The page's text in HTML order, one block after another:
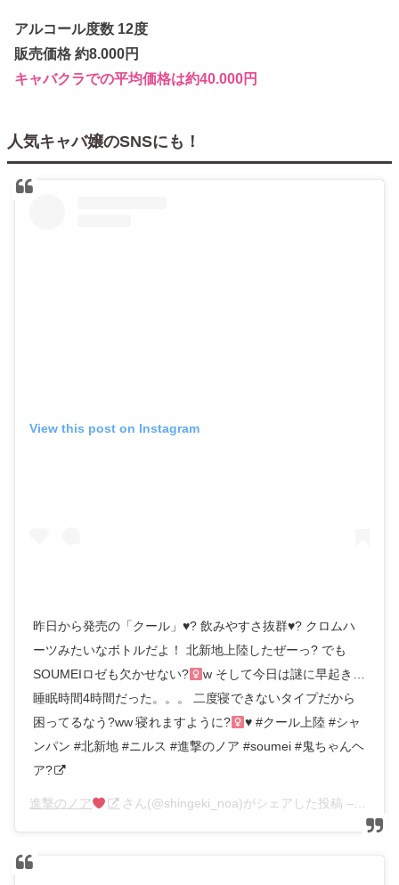
アルコール度数 12度
販売価格 約8.000円
キャバクラでの平均価格は約40.000円
人気キャバ嬢のSNSにも！
View this post on Instagram
昨日から発売の「クール」♥️? 飲みやすさ抜群♥️? クロムハ
ーツみたいなボトルだよ！ 北新地上陸したぜーっ? でも
SOUMEIロゼも欠かせない?‍
w そして今日は謎に早起き…
睡眠時間4時間だった。。。 二度寝できないタイプだから
困ってるなう?ww 寝れますように?‍
♥️ #クール上陸 #シャ
ンパン #北新地 #ニルス #進撃のノア #soumei #鬼ちゃんヘ
ア?
進撃のノア さん(@shingeki_noa)がシェアした投稿 – 2018